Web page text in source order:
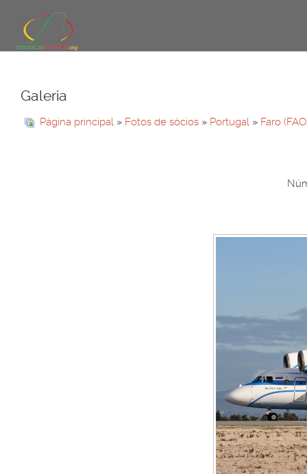
Galeria
Página principal » Fotos de sócios » Portugal » Faro